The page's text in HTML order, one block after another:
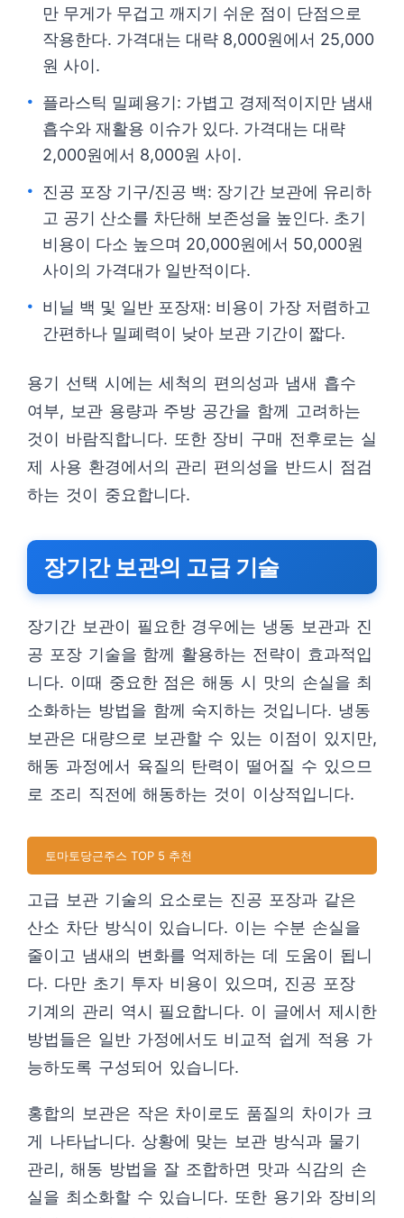
만 무게가 무겁고 깨지기 쉬운 점이 단점으로
작용한다. 가격대는 대략 8,000원에서 25,000
원 사이.
플라스틱 밀폐용기: 가볍고 경제적이지만 냄새
흡수와 재활용 이슈가 있다. 가격대는 대략
2,000원에서 8,000원 사이.
진공 포장 기구/진공 백: 장기간 보관에 유리하
고 공기 산소를 차단해 보존성을 높인다. 초기
비용이 다소 높으며 20,000원에서 50,000원
사이의 가격대가 일반적이다.
비닐 백 및 일반 포장재: 비용이 가장 저렴하고
간편하나 밀폐력이 낮아 보관 기간이 짧다.
용기 선택 시에는 세척의 편의성과 냄새 흡수
여부, 보관 용량과 주방 공간을 함께 고려하는
것이 바람직합니다. 또한 장비 구매 전후로는 실
제 사용 환경에서의 관리 편의성을 반드시 점검
하는 것이 중요합니다.
장기간 보관의 고급 기술
장기간 보관이 필요한 경우에는 냉동 보관과 진
공 포장 기술을 함께 활용하는 전략이 효과적입
니다. 이때 중요한 점은 해동 시 맛의 손실을 최
소화하는 방법을 함께 숙지하는 것입니다. 냉동
보관은 대량으로 보관할 수 있는 이점이 있지만,
해동 과정에서 육질의 탄력이 떨어질 수 있으므
로 조리 직전에 해동하는 것이 이상적입니다.
토마토당근주스 TOP 5 추천
고급 보관 기술의 요소로는 진공 포장과 같은
산소 차단 방식이 있습니다. 이는 수분 손실을
줄이고 냄새의 변화를 억제하는 데 도움이 됩니
다. 다만 초기 투자 비용이 있으며, 진공 포장
기계의 관리 역시 필요합니다. 이 글에서 제시한
방법들은 일반 가정에서도 비교적 쉽게 적용 가
능하도록 구성되어 있습니다.
홍합의 보관은 작은 차이로도 품질의 차이가 크
게 나타납니다. 상황에 맞는 보관 방식과 물기
관리, 해동 방법을 잘 조합하면 맛과 식감의 손
실을 최소화할 수 있습니다. 또한 용기와 장비의